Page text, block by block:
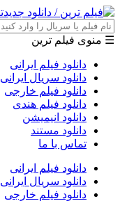
☰ منوی فیلم ترین
دانلود فیلم ایرانی
دانلود سریال ایرانی
دانلود فیلم خارجی
دانلود فیلم هندی
دانلود انیمیشن
دانلود مستند
تماس با ما
دانلود فیلم ایرانی
دانلود سریال ایرانی
دانلود فیلم خارجی